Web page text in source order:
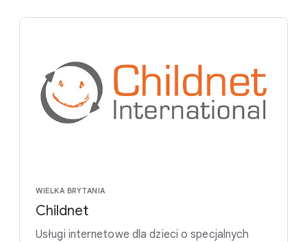
WIELKA BRYTANIA
Childnet
Usługi internetowe dla dzieci o specjalnych